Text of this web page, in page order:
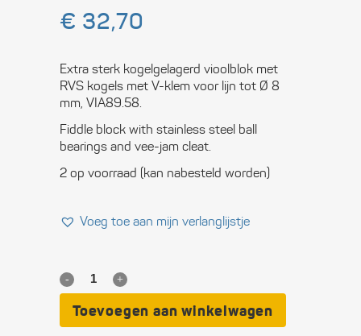
€ 32,70
Extra sterk kogelgelagerd vioolblok met
RVS kogels met V-klem voor lijn tot Ø 8
mm, VIA89.58.
Fiddle block with stainless steel ball
bearings and vee-jam cleat.
2 op voorraad (kan nabesteld worden)
Voeg toe aan mijn verlanglijstje
Extra
sterk
Toevoegen aan winkelwagen